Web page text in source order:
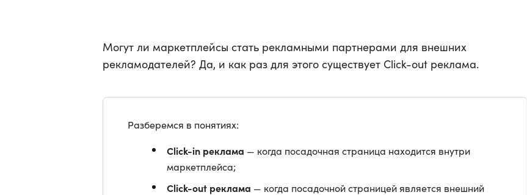
Могут ли маркетплейсы стать рекламными партнерами для внешних
рекламодателей? Да, и как раз для этого существует Click-out реклама.
Разберемся в понятиях:
Click-in реклама — когда посадочная страница находится внутри
маркетплейса;
Click-out реклама — когда посадочной страницей является внешний